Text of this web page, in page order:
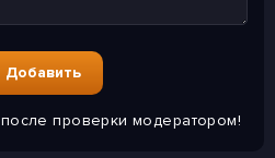
Добавить
после проверки модератором!